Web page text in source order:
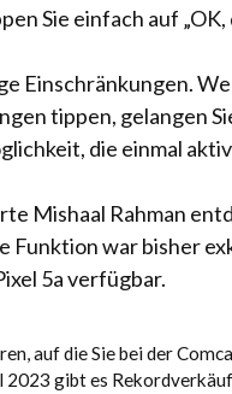
Sie einfach auf „OK,
Einschränkungen.
tippen, gelangen
die einmal
Mishaal Rahman
Funktion war bisher
5a verfügbar.
auf die Sie bei der
gibt es